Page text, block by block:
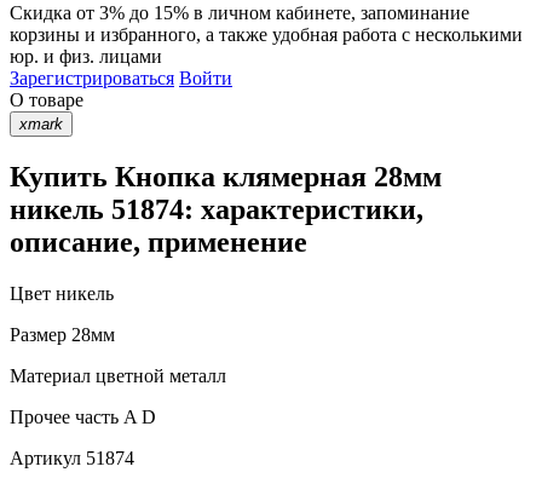
Скидка от 3% до 15% в личном кабинете, запоминание
корзины и избранного, а также удобная работа с несколькими
юр. и физ. лицами
Зарегистрироваться Войти
О товаре
xmark
Купить Кнопка клямерная 28мм
никель 51874: характеристики,
описание, применение
Цвет никель
Размер 28мм
Материал цветной металл
Прочее часть A D
Артикул 51874